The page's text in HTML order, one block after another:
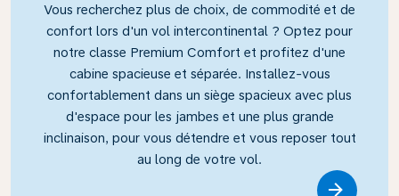
Vous recherchez plus de choix, de commodité et de
confort lors d'un vol intercontinental ? Optez pour
notre classe Premium Comfort et profitez d'une
cabine spacieuse et séparée. Installez-vous
confortablement dans un siège spacieux avec plus
d'espace pour les jambes et une plus grande
inclinaison, pour vous détendre et vous reposer tout
au long de votre vol.